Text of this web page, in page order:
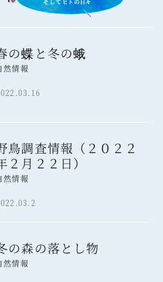
の蝶と冬の蛾
然情報
鳥調査情報（２０２２
２月２２日）
然情報
の森の落とし物
然情報